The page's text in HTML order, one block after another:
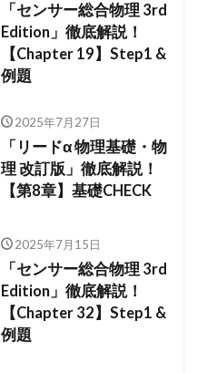
「センサー総合物理 3rd
Edition」徹底解説！
【Chapter 19】Step1 &
例題
2025年7月27日
「リードα 物理基礎・物
理 改訂版」徹底解説！
【第8章】基礎CHECK
2025年7月15日
「センサー総合物理 3rd
Edition」徹底解説！
【Chapter 32】Step1 &
例題